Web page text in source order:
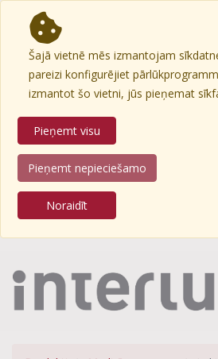
Šajā vietnē mēs izmantojam
pareizi konfigurējiet
izmantot šo vietni, jūs pieņemat
Pieņemt visu
Pieņemt nepieciešamo
Noraidīt